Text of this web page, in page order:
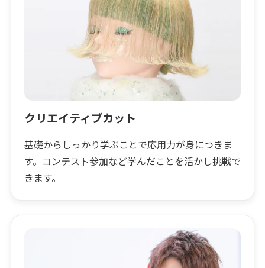
クリエイティブカット
基礎からしっかり学ぶことで応用力が身につきま
す。コンテスト参加など学んだことを活かし挑戦で
きます。